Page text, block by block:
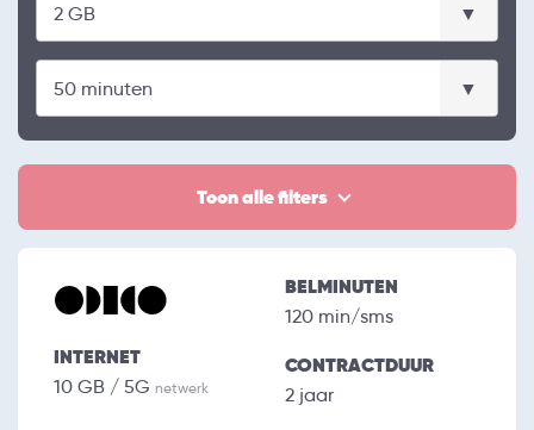
Toon alle filters
INTERNET
10 GB / 5G netwerk
BELMINUTEN
120 min/sms
CONTRACTDUUR
2 jaar